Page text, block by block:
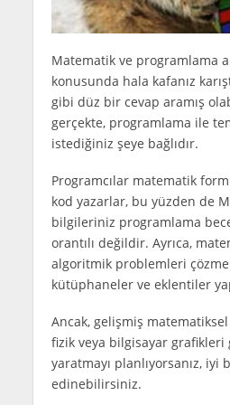
Matematik ve programlama
konusunda hala kafanız
gibi düz bir cevap aramış
gerçekte, programlama ile
istediğiniz şeye bağlıdır.
Programcılar matematik
kod yazarlar, bu yüzden de
bilgileriniz programlama
orantılı değildir. Ayrıca,
algoritmik problemleri
kütüphaneler ve eklentiler
Ancak, gelişmiş
fizik veya bilgisayar
yaratmayı planlıyorsanız,
edinebilirsiniz.